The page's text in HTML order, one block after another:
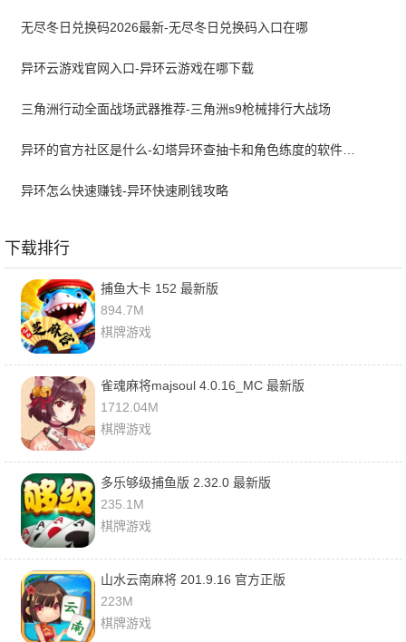
无尽冬日兑换码2026最新-无尽冬日兑换码入口在哪
异环云游戏官网入口-异环云游戏在哪下载
三角洲行动全面战场武器推荐-三角洲s9枪械排行大战场
异环的官方社区是什么-幻塔异环查抽卡和角色练度的软件叫什么
异环怎么快速赚钱-异环快速刷钱攻略
下载排行
捕鱼大卡 152 最新版
894.7M
棋牌游戏
雀魂麻将majsoul 4.0.16_MC 最新版
1712.04M
棋牌游戏
多乐够级捕鱼版 2.32.0 最新版
235.1M
棋牌游戏
山水云南麻将 201.9.16 官方正版
223M
棋牌游戏